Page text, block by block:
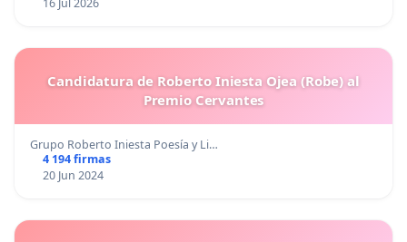
Candidatura de Roberto Iniesta Ojea (Robe) al
Premio Cervantes
Grupo Roberto Iniesta Poesía y Li…
4 194 firmas
20 Jun 2024